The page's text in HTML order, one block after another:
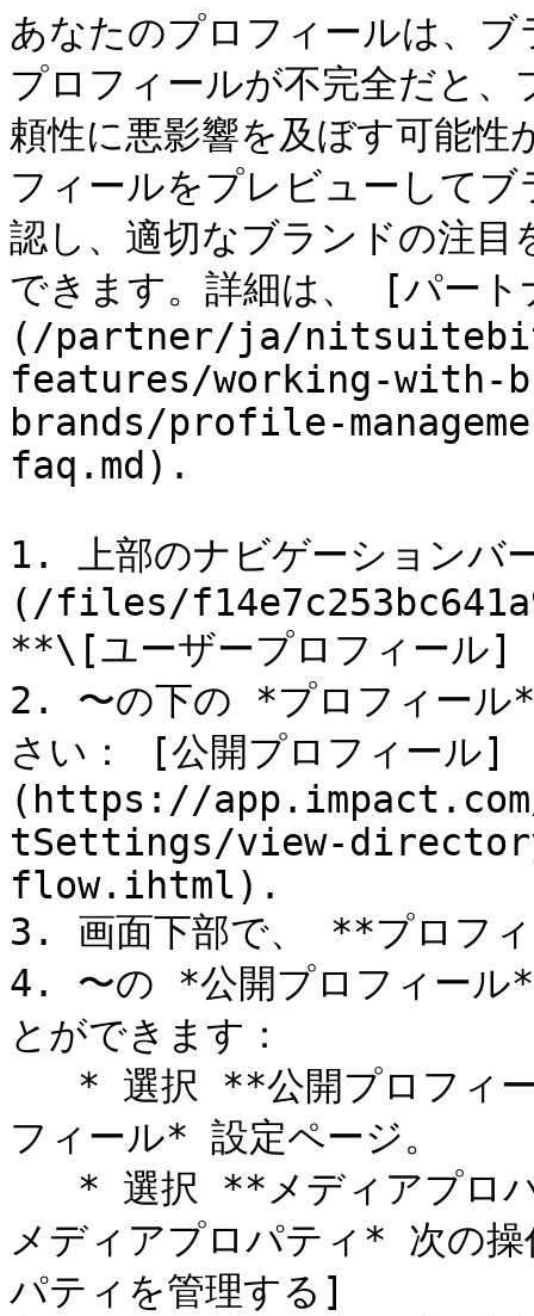
あなたのプロフィールは、
プロフィールが不完全だと
頼性に悪影響を及ぼす可能
フィールをプレビューして
認し、適切なブランドの注
できます。詳細は、 [パー
(/partner/ja/
features/working-with-
brands/profile-
faq.md).
1. 上部のナビゲーション
(/files/
**\[ユーザープロフィー
2. 〜の下の *プロフィール*
さい： [公開プロフィール]
(https://
tSettings/view-
flow.ihtml).
3. 画面下部で、 **プロフ
4. 〜の *公開プロフィール*
とができます：
フィール* 設定ページ。
メディアプロパティ* 次の
パティを管理する]